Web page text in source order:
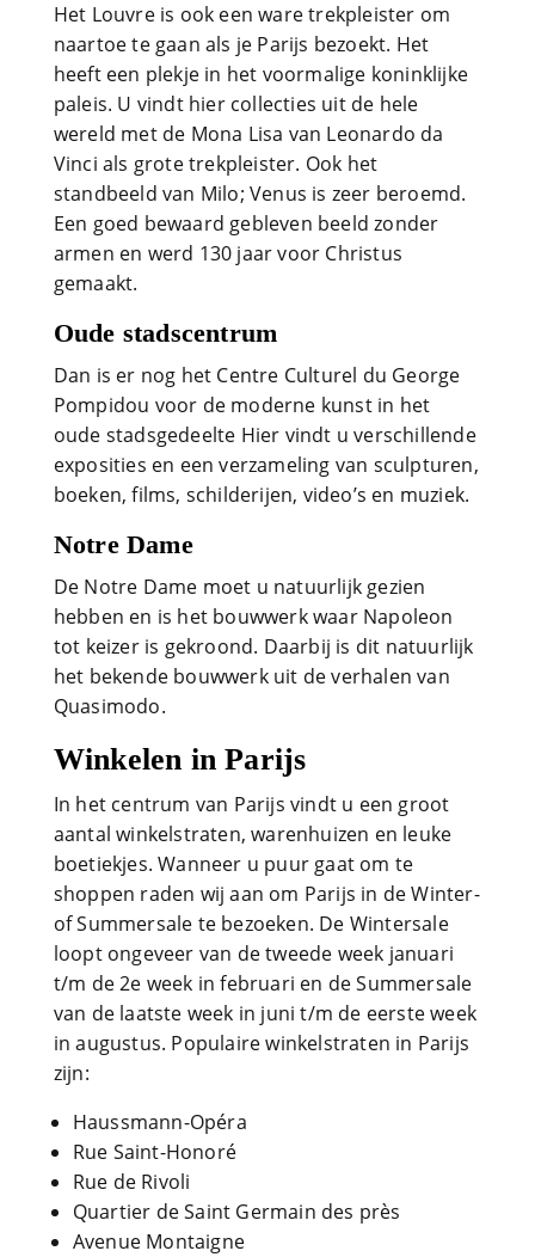
Het Louvre is ook een ware trekpleister om
naartoe te gaan als je Parijs bezoekt. Het
heeft een plekje in het voormalige koninklijke
paleis. U vindt hier collecties uit de hele
wereld met de Mona Lisa van Leonardo da
Vinci als grote trekpleister. Ook het
standbeeld van Milo; Venus is zeer beroemd.
Een goed bewaard gebleven beeld zonder
armen en werd 130 jaar voor Christus
gemaakt.
Oude stadscentrum
Dan is er nog het Centre Culturel du George
Pompidou voor de moderne kunst in het
oude stadsgedeelte Hier vindt u verschillende
exposities en een verzameling van sculpturen,
boeken, films, schilderijen, video’s en muziek.
Notre Dame
De Notre Dame moet u natuurlijk gezien
hebben en is het bouwwerk waar Napoleon
tot keizer is gekroond. Daarbij is dit natuurlijk
het bekende bouwwerk uit de verhalen van
Quasimodo.
Winkelen in Parijs
In het centrum van Parijs vindt u een groot
aantal winkelstraten, warenhuizen en leuke
boetiekjes. Wanneer u puur gaat om te
shoppen raden wij aan om Parijs in de Winter-
of Summersale te bezoeken. De Wintersale
loopt ongeveer van de tweede week januari
t/m de 2e week in februari en de Summersale
van de laatste week in juni t/m de eerste week
in augustus. Populaire winkelstraten in Parijs
zijn:
Haussmann-Opéra
Rue Saint-Honoré
Rue de Rivoli
Quartier de Saint Germain des près
Avenue Montaigne